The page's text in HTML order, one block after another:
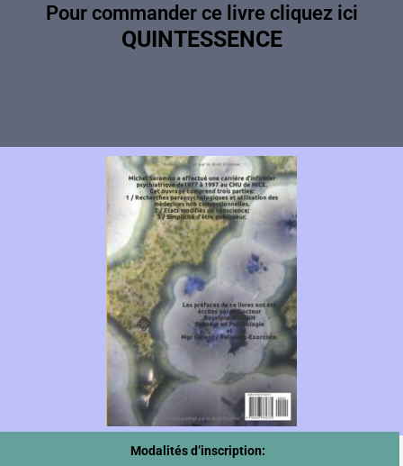
Pour commander ce livre cliquez ici
QUINTESSENCE
Modalités d’inscription: